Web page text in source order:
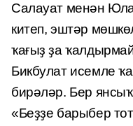
Салауат менән
китеп, эштәр
ҡағыҙ ҙа
Бикбулат исемле
бирәләр. Бер
«Беҙҙе барыбер